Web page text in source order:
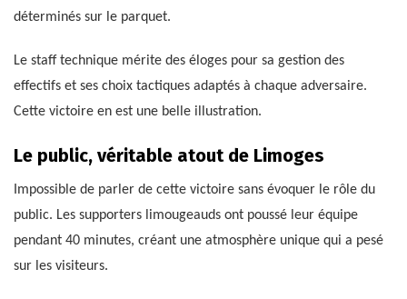
déterminés sur le parquet.
Le staff technique mérite des éloges pour sa gestion des
effectifs et ses choix tactiques adaptés à chaque adversaire.
Cette victoire en est une belle illustration.
Le public, véritable atout de Limoges
Impossible de parler de cette victoire sans évoquer le rôle du
public. Les supporters limougeauds ont poussé leur équipe
pendant 40 minutes, créant une atmosphère unique qui a pesé
sur les visiteurs.